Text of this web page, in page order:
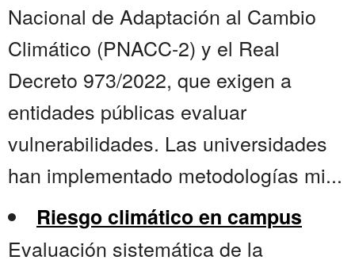
Nacional de Adaptación al Cambio
Climático (PNACC-2) y el Real
Decreto 973/2022, que exigen a
entidades públicas evaluar
vulnerabilidades. Las universidades
han implementado metodologías mi...
Riesgo climático en campus
Evaluación sistemática de la